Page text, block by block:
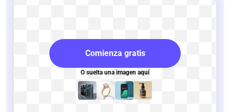
Comienza gratis
O suelta una imagen aquí